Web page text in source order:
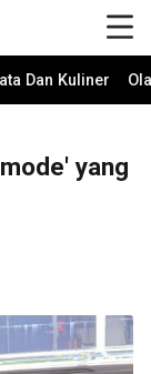
Dan Kuliner
yang